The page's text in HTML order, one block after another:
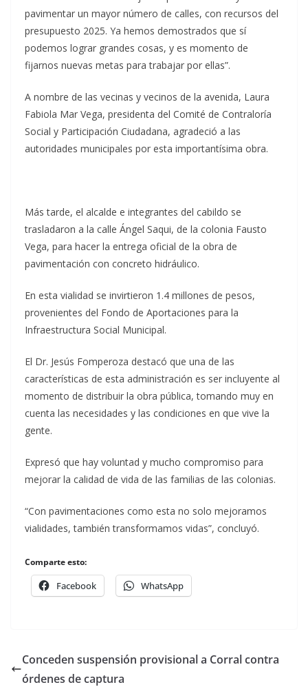
pavimentar un mayor número de calles, con recursos del
presupuesto 2025. Ya hemos demostrados que sí
podemos lograr grandes cosas, y es momento de
fijarnos nuevas metas para trabajar por ellas”.
A nombre de las vecinas y vecinos de la avenida, Laura
Fabiola Mar Vega, presidenta del Comité de Contraloría
Social y Participación Ciudadana, agradeció a las
autoridades municipales por esta importantísima obra.
Más tarde, el alcalde e integrantes del cabildo se
trasladaron a la calle Ángel Saqui, de la colonia Fausto
Vega, para hacer la entrega oficial de la obra de
pavimentación con concreto hidráulico.
En esta vialidad se invirtieron 1.4 millones de pesos,
provenientes del Fondo de Aportaciones para la
Infraestructura Social Municipal.
El Dr. Jesús Fomperoza destacó que una de las
características de esta administración es ser incluyente al
momento de distribuir la obra pública, tomando muy en
cuenta las necesidades y las condiciones en que vive la
gente.
Expresó que hay voluntad y mucho compromiso para
mejorar la calidad de vida de las familias de las colonias.
“Con pavimentaciones como esta no solo mejoramos
vialidades, también transformamos vidas”, concluyó.
Comparte esto:
Facebook WhatsApp
Conceden suspensión provisional a Corral contra
órdenes de captura